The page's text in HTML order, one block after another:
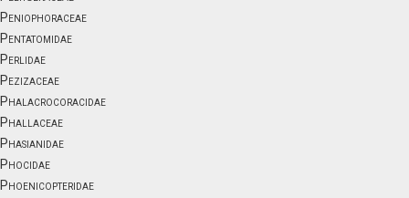
Peniophoraceae
Pentatomidae
Perlidae
Pezizaceae
Phalacrocoracidae
Phallaceae
Phasianidae
Phocidae
Phoenicopteridae